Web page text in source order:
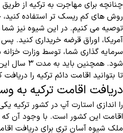
چنانچه برای مهاجرت به ترکیه از
روش های کم ریسک تر استفاده کنید،
آمریکا، اوراق قرضه خریداری کنید.
سرمایه گذاری شما، توسط وزارت خزانه
شود. همچنین
تا بتوانید اقامت دائم ترکیه را دریافت
دریافت اقامت ترکیه به
را اندازی استارت آپ در کشور ترکیه
اقامت این کشور است. با وجود آن که
ملک شیوه آسان تری برای دریافت